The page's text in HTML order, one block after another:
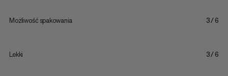
Możliwość spakowania 3/6
Lekki 3/6